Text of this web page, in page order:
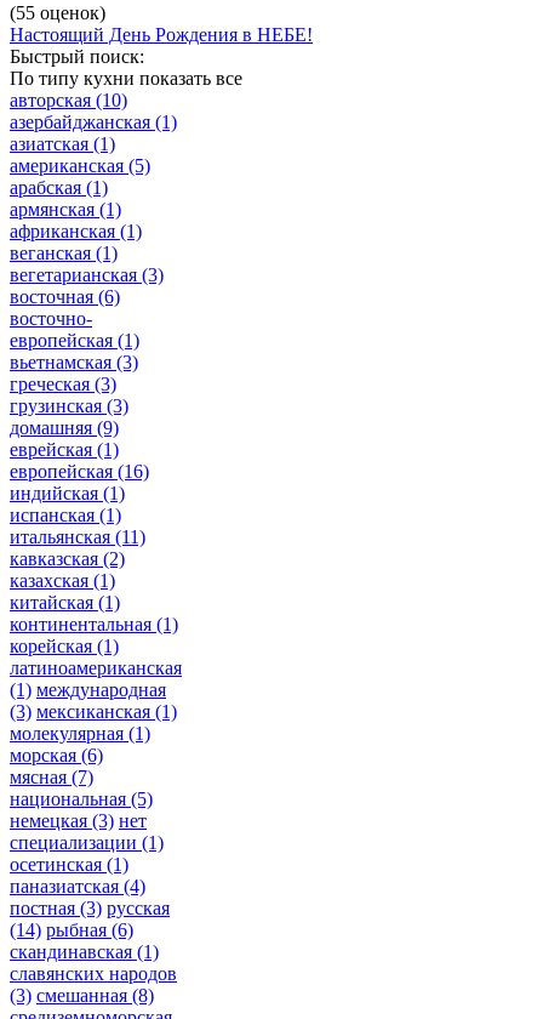
(55 оценок)
Настоящий День Рождения в НЕБЕ!
Быстрый поиск:
По типу кухни показать все
авторская (10)
азербайджанская (1)
азиатская (1)
американская (5)
арабская (1)
армянская (1)
африканская (1)
веганская (1)
вегетарианская (3)
восточная (6)
восточно-
европейская (1)
вьетнамская (3)
греческая (3)
грузинская (3)
домашняя (9)
еврейская (1)
европейская (16)
индийская (1)
испанская (1)
итальянская (11)
кавказская (2)
казахская (1)
китайская (1)
континентальная (1)
корейская (1)
латиноамериканская
(1) международная
(3) мексиканская (1)
молекулярная (1)
морская (6)
мясная (7)
национальная (5)
немецкая (3) нет
специализации (1)
осетинская (1)
паназиатская (4)
постная (3) русская
(14) рыбная (6)
скандинавская (1)
славянских народов
(3) смешанная (8)